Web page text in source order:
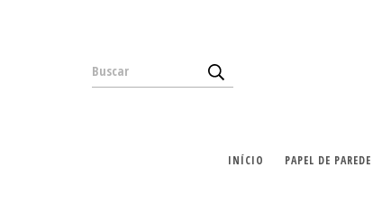
INÍCIO PAPEL DE PAREDE